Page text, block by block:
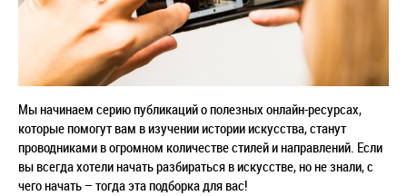
Мы начинаем серию публикаций о полезных онлайн-ресурсах,
которые помогут вам в изучении истории искусства, станут
проводниками в огромном количестве стилей и направлений. Если
вы всегда хотели начать разбираться в искусстве, но не знали, с
чего начать – тогда эта подборка для вас!